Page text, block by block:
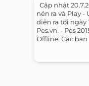
Cập nhật
nén ra và Play
diễn ra tới ngày
Pes.vn. - Pes
Offline. Các